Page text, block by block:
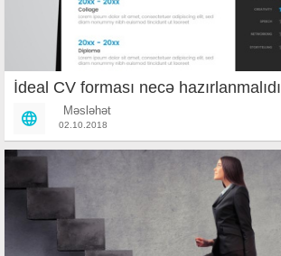
İdeal CV forması necə
Məsləhət
02.10.2018